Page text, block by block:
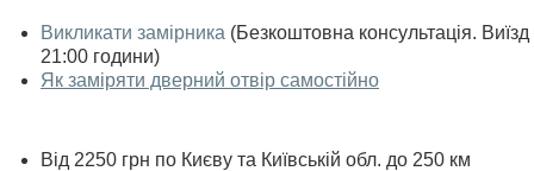
Викликати замірника (Безкоштовна консультація.
21:00 години)
Як заміряти дверний отвір самостійно
Від 2250 грн по Києву та Київській обл. до 250 км